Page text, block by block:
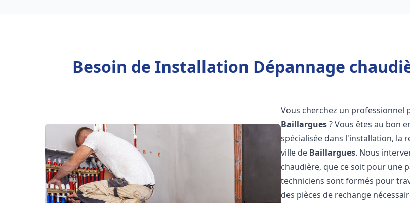
Besoin de Installation Dépannage
Vous cherchez un professionnel
Baillargues? Vous êtes au bon
spécialisée dans l'installation, la
ville de Baillargues. Nous
chaudière, que ce soit pour une
techniciens sont formés pour
des pièces de rechange